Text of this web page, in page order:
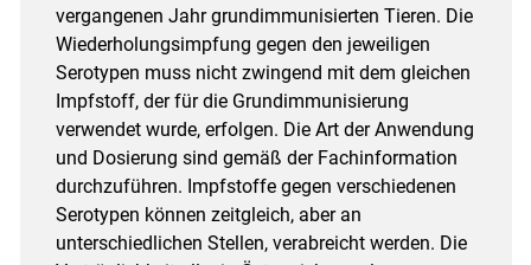
vergangenen Jahr grundimmunisierten Tieren. Die
Wiederholungsimpfung gegen den jeweiligen
Serotypen muss nicht zwingend mit dem gleichen
Impfstoff, der für die Grundimmunisierung
verwendet wurde, erfolgen. Die Art der Anwendung
und Dosierung sind gemäß der Fachinformation
durchzuführen. Impfstoffe gegen verschiedenen
Serotypen können zeitgleich, aber an
unterschiedlichen Stellen, verabreicht werden. Die